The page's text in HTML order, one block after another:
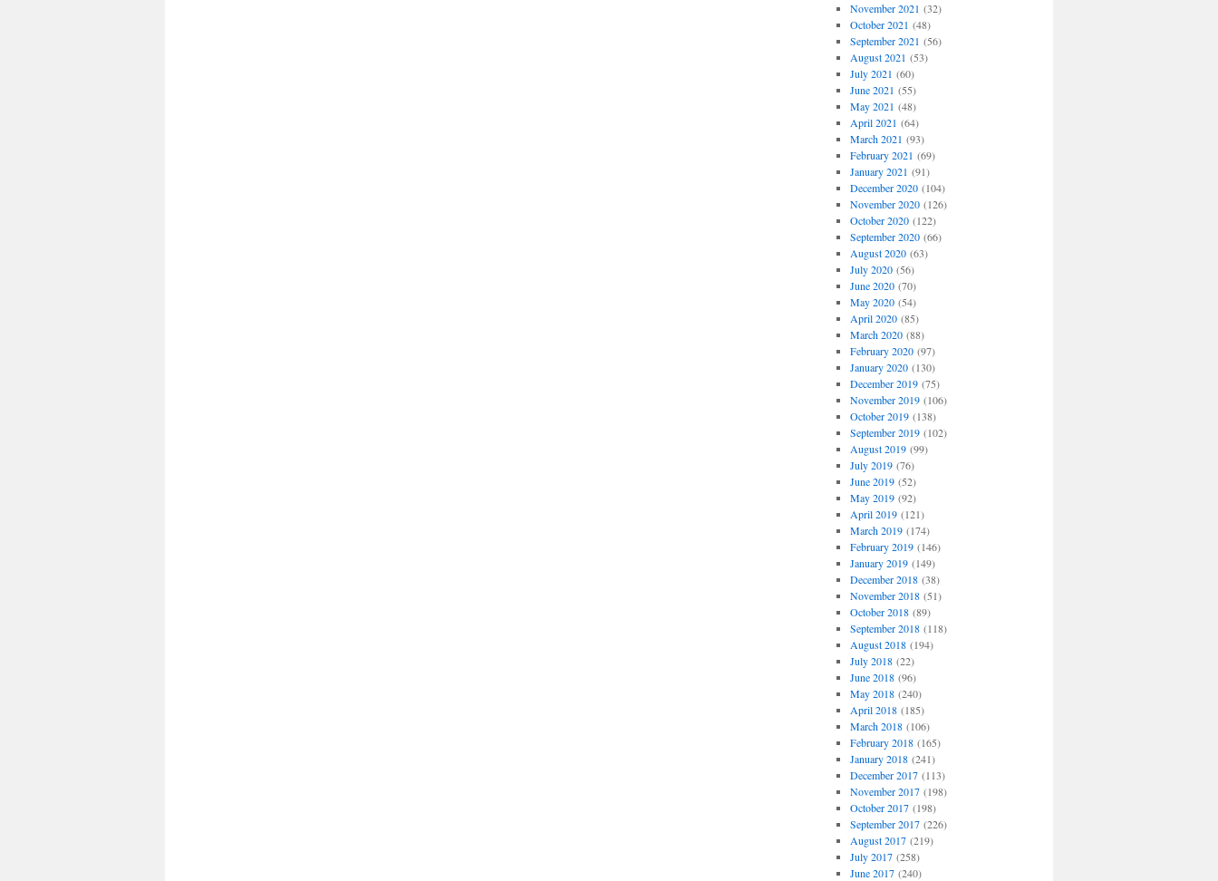
November 2021 (32)
October 2021 (48)
September 2021 (56)
August 2021 (53)
July 2021 (60)
June 2021 (55)
May 2021 (48)
April 2021 (64)
March 2021 (93)
February 2021 (69)
January 2021 (91)
December 2020(104)
November 2020(126)
October 2020(122)
September 2020(66)
August 2020(63)
July 2020(56)
June 2020(70)
May 2020(54)
April 2020(85)
March 2020(88)
February 2020(97)
January 2020(130)
December 2019(75)
November 2019(106)
October 2019(138)
September 2019(102)
August 2019(99)
July 2019(76)
June 2019(52)
May 2019(92)
April 2019(121)
March 2019(174)
February 2019(146)
January 2019(149)
December 2018(38)
November 2018(51)
October 2018(89)
September 2018(118)
August 2018(194)
July 2018(22)
June 2018(96)
May 2018(240)
April 2018(185)
March 2018(106)
February 2018(165)
January 2018(241)
December 2017(113)
November 2017(198)
October 2017(198)
September 2017(226)
August 2017(219)
July 2017(258)
June 2017(240)